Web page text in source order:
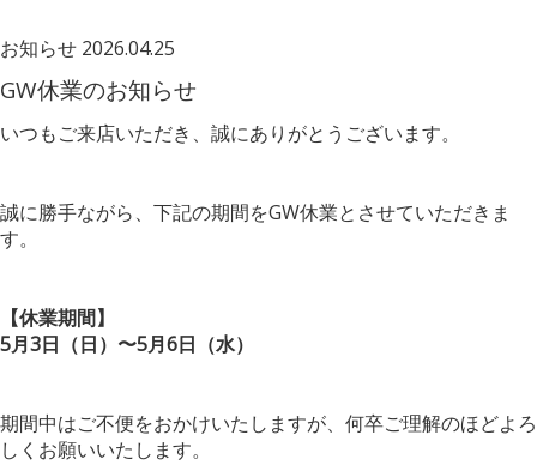
お知らせ 2026.04.25
GW休業のお知らせ
いつもご来店いただき、誠にありがとうございます。
誠に勝手ながら、下記の期間をGW休業とさせていただきま
す。
【休業期間】
5月3日（日）〜5月6日（水）
期間中はご不便をおかけいたしますが、何卒ご理解のほどよろ
しくお願いいたします。